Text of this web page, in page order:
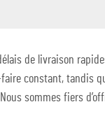
de livraison
constant, tandis
sommes fiers